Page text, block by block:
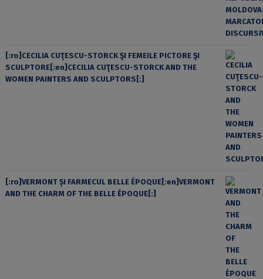
[:ro]CECILIA CUŢESCU-STORCK ŞI FEMEILE PICTORE ŞI
SCULPTORE[:en]CECILIA CUŢESCU-STORCK AND THE
WOMEN PAINTERS AND SCULPTORS[:]
[:ro]VERMONT ȘI FARMECUL BELLE ÉPOQUE[:en]VERMONT
AND THE CHARM OF THE BELLE ÉPOQUE[:]